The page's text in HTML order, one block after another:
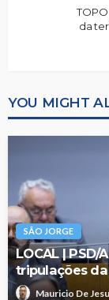
da
YOU MIGHT
SÃO JORGE
LOCAL |
tripulações
Mauricio De